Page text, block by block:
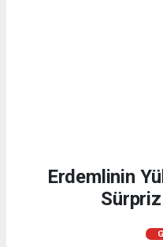
Erdemlinin
Sürpriz